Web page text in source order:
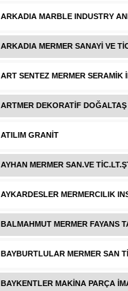
ARKADIA MARBLE INDUSTRY
ARKADIA MERMER SANAYİ VE
ART SENTEZ MERMER SERAMİK
ARTMER DEKORATİF DOĞALTAŞ
ATILIM GRANİT
AYHAN MERMER SAN.VE
AYKARDESLER MERMERCILIK
BALMAHMUT MERMER FAYANS
BAYBURTLULAR MERMER SAN
BAYKENTLER MAKİNA PARÇA